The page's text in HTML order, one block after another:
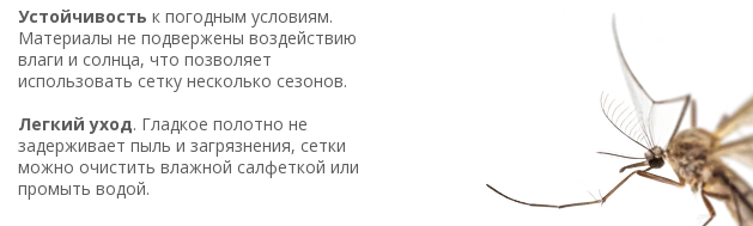
Устойчивость к погодным условиям.
Материалы не подвержены воздействию
влаги и солнца, что позволяет
использовать сетку несколько сезонов.
Легкий уход. Гладкое полотно не
задерживает пыль и загрязнения, сетки
можно очистить влажной салфеткой или
промыть водой.